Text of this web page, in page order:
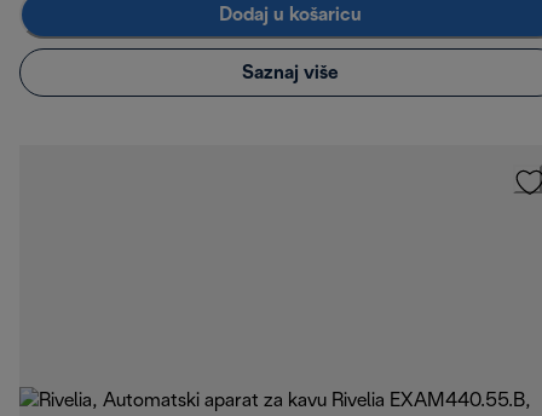
Dodaj u košaricu
Saznaj više